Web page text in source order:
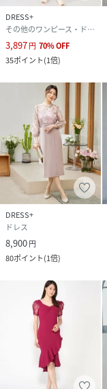
DRESS+
その他のワンピース・ドレス
3,897円 70%OFF
35ポイント(1倍)
DRESS+
ドレス
8,900円
80ポイント(1倍)